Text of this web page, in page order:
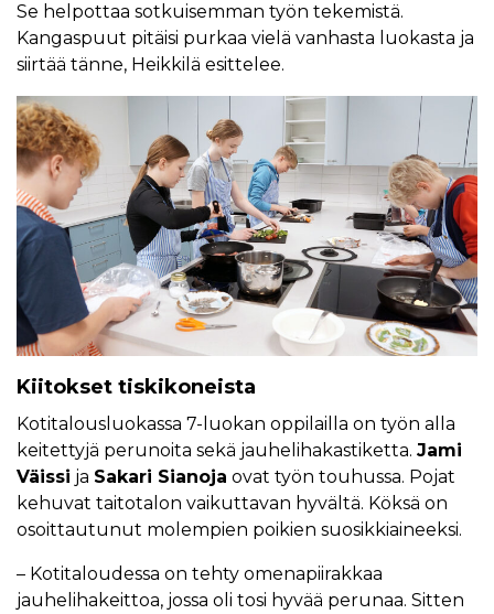
Se helpottaa sotkuisemman työn tekemistä.
Kangaspuut pitäisi purkaa vielä vanhasta luokasta ja
siirtää tänne, Heikkilä esittelee.
Kiitokset tiskikoneista
Kotitalousluokassa 7-luokan oppilailla on työn alla
keitettyjä perunoita sekä jauhelihakastiketta. Jami
Väissi ja Sakari Sianoja ovat työn touhussa. Pojat
kehuvat taitotalon vaikuttavan hyvältä. Köksä on
osoittautunut molempien poikien suosikkiaineeksi.
– Kotitaloudessa on tehty omenapiirakkaa
jauhelihakeittoa, jossa oli tosi hyvää perunaa. Sitten